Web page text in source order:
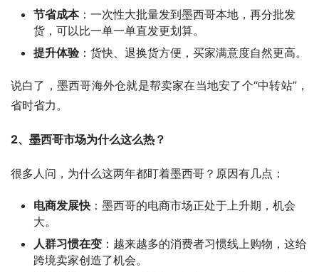
节省成本：一次性大批量发到墨西哥本地，再分批发
货，可以比一单一单直发更划算。
提升体验 ：货快、退换货方便，买家满意度自然更高。
说白了，墨西哥海外仓就是帮卖家在当地安了个“中转站”，
省时省力。
2、墨西哥市场为什么这么热？
很多人问，为什么这两年都盯着墨西哥？原因有几点：
电商发展快 ：墨西哥的电商市场正处于上升期，机会
大。
人群习惯在变 ：越来越多的消费者习惯线上购物，这给
跨境卖家创造了机会。